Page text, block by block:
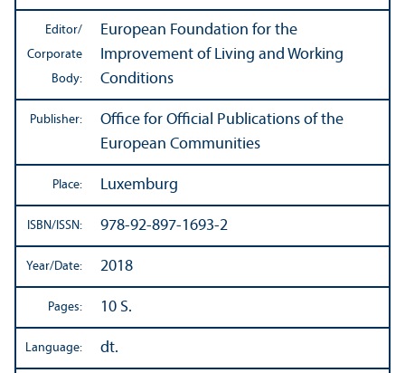
Editor/
Corporate
Body:
European Foundation for the
Improvement of Living and Working
Conditions
Publisher:
Office for Official Publications of the
European Communities
Place: Luxemburg
ISBN/ISSN: 978-92-897-1693-2
Year/Date: 2018
Pages: 10 S.
Language: dt.